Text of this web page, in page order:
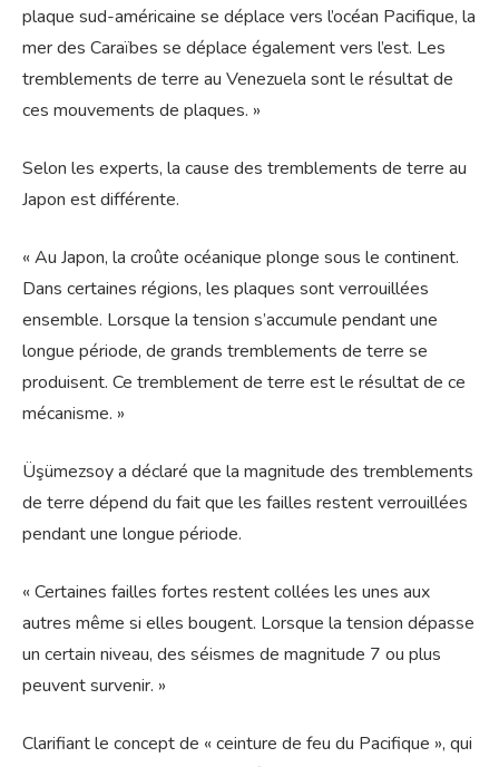
plaque sud-américaine se déplace vers l’océan Pacifique, la
mer des Caraïbes se déplace également vers l’est. Les
tremblements de terre au Venezuela sont le résultat de
ces mouvements de plaques. »
Selon les experts, la cause des tremblements de terre au
Japon est différente.
« Au Japon, la croûte océanique plonge sous le continent.
Dans certaines régions, les plaques sont verrouillées
ensemble. Lorsque la tension s’accumule pendant une
longue période, de grands tremblements de terre se
produisent. Ce tremblement de terre est le résultat de ce
mécanisme. »
Üşümezsoy a déclaré que la magnitude des tremblements
de terre dépend du fait que les failles restent verrouillées
pendant une longue période.
« Certaines failles fortes restent collées les unes aux
autres même si elles bougent. Lorsque la tension dépasse
un certain niveau, des séismes de magnitude 7 ou plus
peuvent survenir. »
Clarifiant le concept de « ceinture de feu du Pacifique », qui